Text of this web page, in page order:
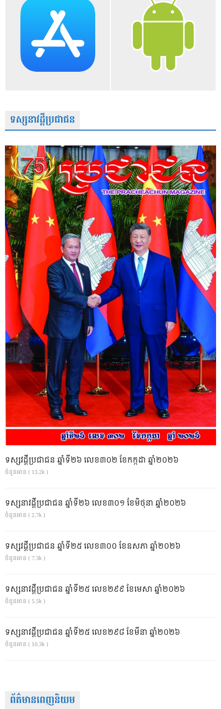
ទស្សនាវដ្តីប្រជាជន
ទស្សវដ្តីប្រជាជន ឆ្នាំទី២៦ លេខ៣០២ ខែកក្កដា ឆ្នាំ២០២៦
ចំនួនអាន ( 13.2k )
ទស្សនាវដ្ដីប្រជាជន ឆ្នាំទី២៦ លេខ៣០១ ខែមិថុនា ឆ្នាំ២០២៦
ចំនួនអាន ( 2.7k )
ទស្សវដ្តីប្រជាជន ឆ្នាំទី២៥ លេខ៣០០ ខែឧសភា ឆ្នាំ២០២៦
ចំនួនអាន ( 7.3k )
ទស្សនាវដ្ដីប្រជាជន ឆ្នាំទី២៥ លេខ២៩៩ ខែមេសា ឆ្នាំ២០២៦
ចំនួនអាន ( 5.5k )
ទស្សនាវដ្ដីប្រជាជន ឆ្នាំទី២៥ លេខ២៩៨ ខែមីនា ឆ្នាំ២០២៦
ចំនួនអាន ( 10.3k )
ព័ត៌មានពេញនិយម